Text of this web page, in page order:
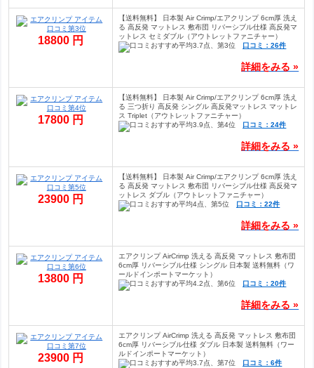
18800 円
【送料無料】 日本製 Air Crimp/エアクリンプ 6cm厚 洗え
る 高反発 マットレス 敷布団 リバーシブル仕様 高反発マ
ットレス セミダブル（アウトレットファニチャー）
口コミ：26件
詳細をみる »
17800 円
【送料無料】 日本製 Air Crimp/エアクリンプ 6cm厚 洗え
る 三つ折り 高反発 シングル 高反発マットレス マットレ
ス Triplet（アウトレットファニチャー）
口コミ：24件
詳細をみる »
23900 円
【送料無料】 日本製 Air Crimp/エアクリンプ 6cm厚 洗え
る 高反発 マットレス 敷布団 リバーシブル仕様 高反発マ
ットレス ダブル（アウトレットファニチャー）
口コミ：22件
詳細をみる »
13800 円
エアクリンプ AirCrimp 洗える 高反発 マットレス 敷布団
6cm厚 リバーシブル仕様 シングル 日本製 送料無料（ワ
ールドインポートマーケット）
口コミ：20件
詳細をみる »
23900 円
エアクリンプ AirCrimp 洗える 高反発 マットレス 敷布団
6cm厚 リバーシブル仕様 ダブル 日本製 送料無料（ワー
ルドインポートマーケット）
口コミ：6件